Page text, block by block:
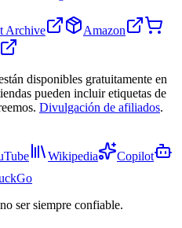
Archive
Amazon
disponibles gratuitamente en
pueden incluir etiquetas de
Divulgación de afiliados.
Wikipedia
Copilot
ser siempre confiable.